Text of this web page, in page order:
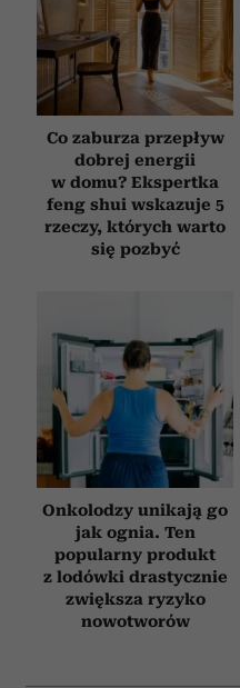
Co zaburza przepływ
dobrej energii
w domu? Ekspertka
feng shui wskazuje 5
rzeczy, których warto
się pozbyć
Onkolodzy unikają go
jak ognia. Ten
popularny produkt
z lodówki drastycznie
zwiększa ryzyko
nowotworów